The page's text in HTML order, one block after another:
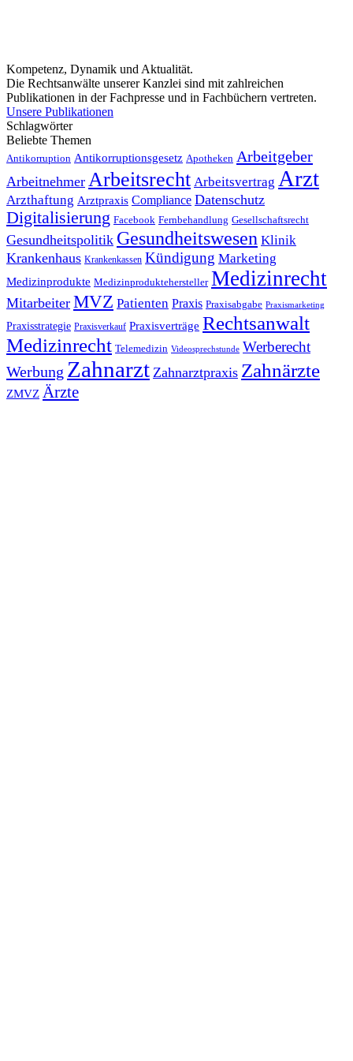
Kompetenz, Dynamik und Aktualität.
Die Rechtsanwälte unserer Kanzlei sind mit zahlreichen
Publikationen in der Fachpresse und in Fachbüchern vertreten.
Unsere Publikationen
Schlagwörter
Beliebte Themen
Antikorruption Antikorruptionsgesetz Apotheken Arbeitgeber
Arbeitnehmer Arbeitsrecht Arbeitsvertrag Arzt
Arzthaftung Arztpraxis Compliance Datenschutz
Digitalisierung Facebook Fernbehandlung Gesellschaftsrecht
Gesundheitspolitik Gesundheitswesen Klinik
Krankenhaus Krankenkassen Kündigung Marketing
Medizinprodukte Medizinproduktehersteller Medizinrecht
Mitarbeiter MVZ Patienten Praxis Praxisabgabe Praxismarketing
Praxisstrategie Praxisverkauf Praxisverträge Rechtsanwalt
Medizinrecht Telemedizin Videosprechstunde Werberecht
Werbung Zahnarzt Zahnarztpraxis Zahnärzte
ZMVZ Ärzte